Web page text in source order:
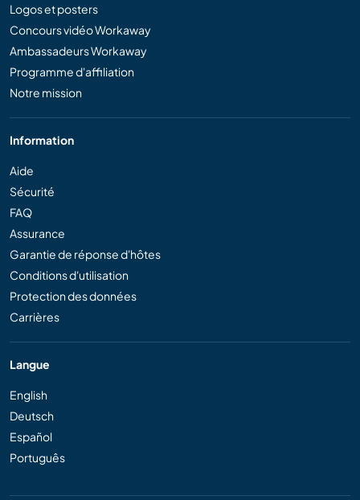
Logos et posters
Concours vidéo Workaway
Ambassadeurs Workaway
Programme d'affiliation
Notre mission
Information
Aide
Sécurité
FAQ
Assurance
Garantie de réponse d'hôtes
Conditions d'utilisation
Protection des données
Carrières
Langue
English
Deutsch
Español
Português